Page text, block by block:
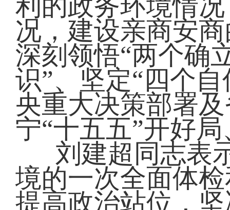
利的政务环境情
况，建设亲商安
深刻领悟“两个确
识”、坚定“四个
央重大决策部署
宁“十五五”开好
刘建超同志表
境的一次全面体
提高政治站位，